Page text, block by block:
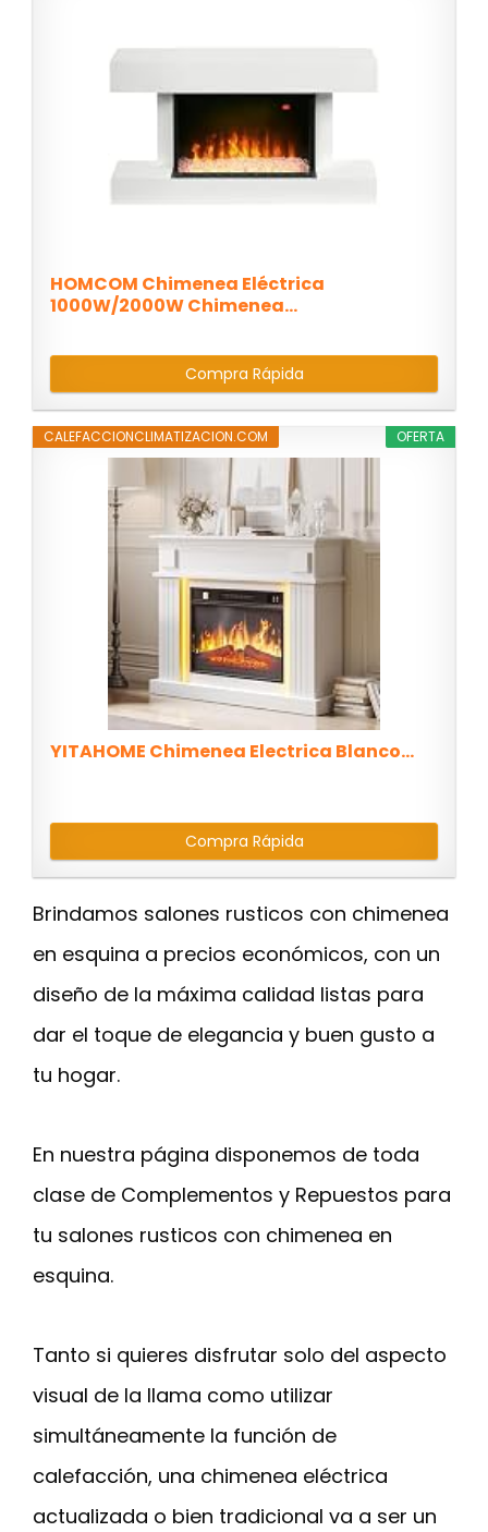
HOMCOM Chimenea Eléctrica
1000W/2000W Chimenea...
Compra Rápida
OFERTA
CALEFACCIONCLIMATIZACION.COM
YITAHOME Chimenea Electrica Blanco...
Compra Rápida
Brindamos salones rusticos con chimenea
en esquina a precios económicos, con un
diseño de la máxima calidad listas para
dar el toque de elegancia y buen gusto a
tu hogar.
En nuestra página disponemos de toda
clase de Complementos y Repuestos para
tu salones rusticos con chimenea en
esquina.
Tanto si quieres disfrutar solo del aspecto
visual de la llama como utilizar
simultáneamente la función de
calefacción, una chimenea eléctrica
actualizada o bien tradicional va a ser un